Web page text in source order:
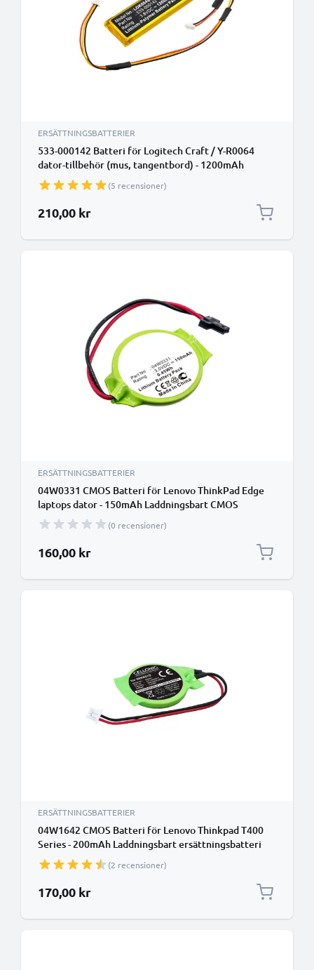
ERSÄTTNINGSBATTERIER
533-000142 Batteri för Logitech Craft / Y-R0064
dator-tillbehör (mus, tangentbord) - 1200mAh
Laddningsbart ersättningsbatteri eller reservbatteri
(5 recensioner)
210,00 kr
ERSÄTTNINGSBATTERIER
04W0331 CMOS Batteri för Lenovo ThinkPad Edge
laptops dator - 150mAh Laddningsbart CMOS
ersättningsbatteri eller reservbatteri
(0 recensioner)
160,00 kr
ERSÄTTNINGSBATTERIER
04W1642 CMOS Batteri för Lenovo Thinkpad T400
Series - 200mAh Laddningsbart ersättningsbatteri
eller reservbatteri(2 recensioner)
170,00 kr